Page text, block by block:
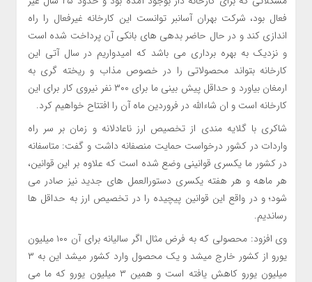
فعال بود، شرکت بهران آسانبر توانست این کارخانه غیرفعال را راه
اندازی کند و در حال حاضر بدهی های بانکی آن پرداخت شده است
و نزدیک به بهره برداری می باشد که امیدواریم در سال آتی این
کارخانه بتواند محصولاتی را در خصوص مذاب و ریخته گری به
ارمغان بیاورد و حداقل پیش بینی ما برای ۳۰۰ نفر نیروی کار برای این
کارخانه است و ان شاءالله در فروردین ماه آن را افتتاح خواهیم کرد.
شاکری با گلایه مندی از تخصیص ارز ناعادلانه و زمان بر سر راه
واردات در کشور درخواست حمایت منصفانه داشت و گفت: متاسفانه
در کشور ما یکسری قوانینی وضع شده است که علاوه بر این قوانین،
هر ماهه و هر هفته یکسری دستورالعمل های جدید نیز صادر می
شود؛ و در واقع این قوانین پیچیده را در تخصیص ارز به حداقل ها
رساندیم.
وی افزود: محصولی که به فرض مثال اگر سالیانه برای آن ۱۰۰ میلیون
یورو از کشور خارج میشد و یک محصول وارد کشور میشد این به ۳
میلیون یورو کاهش یافته است و همین ۳ میلیون یورو که ما می